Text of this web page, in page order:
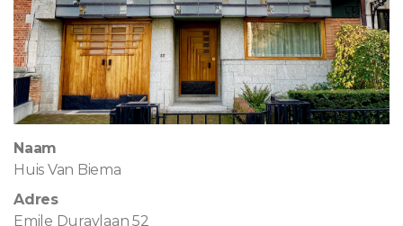
Naam
Huis Van Biema
Adres
Emile Duraylaan 52